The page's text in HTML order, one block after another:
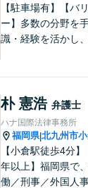
【駐車場有】【バ
ー】多数の分野を
識・経験を活かし、
を提供致します。メ
やビデオ面談にも
しております。 ま
談ください。
朴 憲浩 弁護士
ハナ国際法律事務所
福岡県|北九州市
【小倉駅徒歩4分
年以上】福岡県で
働／刑事／外国人事